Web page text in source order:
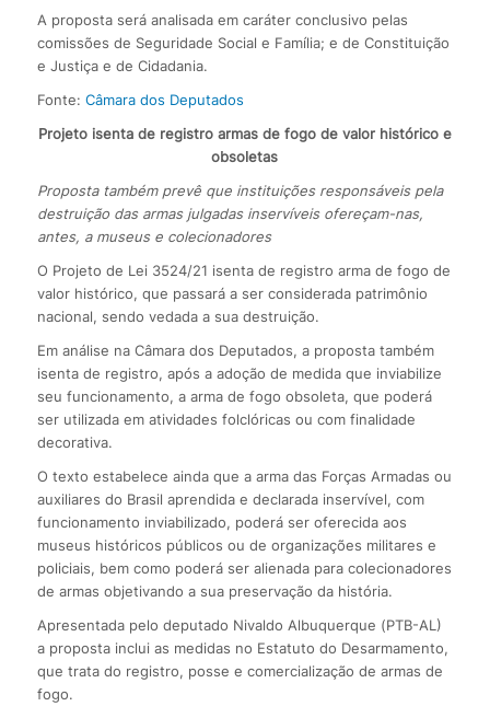
A proposta será analisada em caráter conclusivo pelas
comissões de Seguridade Social e Família; e de Constituição
e Justiça e de Cidadania.
Fonte: Câmara dos Deputados
Projeto isenta de registro armas de fogo de valor histórico e
obsoletas
Proposta também prevê que instituições responsáveis pela
destruição das armas julgadas inservíveis ofereçam-nas,
antes, a museus e colecionadores
O Projeto de Lei 3524/21 isenta de registro arma de fogo de
valor histórico, que passará a ser considerada patrimônio
nacional, sendo vedada a sua destruição.
Em análise na Câmara dos Deputados, a proposta também
isenta de registro, após a adoção de medida que inviabilize
seu funcionamento, a arma de fogo obsoleta, que poderá
ser utilizada em atividades folclóricas ou com finalidade
decorativa.
O texto estabelece ainda que a arma das Forças Armadas ou
auxiliares do Brasil aprendida e declarada inservível, com
funcionamento inviabilizado, poderá ser oferecida aos
museus históricos públicos ou de organizações militares e
policiais, bem como poderá ser alienada para colecionadores
de armas objetivando a sua preservação da história.
Apresentada pelo deputado Nivaldo Albuquerque (PTB-AL)
a proposta inclui as medidas no Estatuto do Desarmamento,
que trata do registro, posse e comercialização de armas de
fogo.